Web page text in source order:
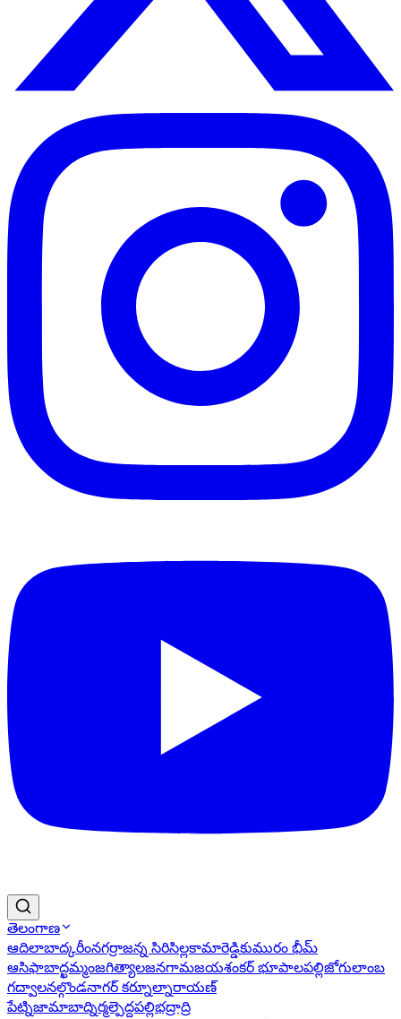
తెలంగాణ
ఆదిలాబాద్కరీంనగర్రాజన్న సిరిసిల్లకామారెడ్డికుమురం భీమ్
ఆసిఫాబాద్ఖమ్మంజగిత్యాలజనగామజయశంకర్ భూపాలపల్లిజోగులాంబ
గద్వాలనల్గొండనాగర్ కర్నూల్నారాయణ్
పేట్నిజామాబాద్నిర్మల్పెద్దపల్లిభద్రాద్రి